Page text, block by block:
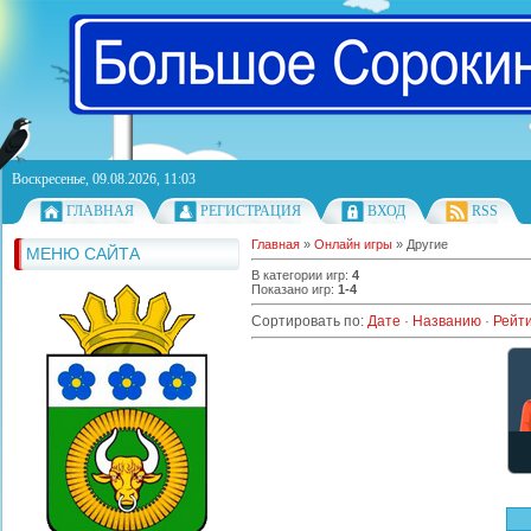
Воскресенье, 09.08.2026, 11:03
ГЛАВНАЯ
РЕГИСТРАЦИЯ ВХОД RSS
МЕНЮ САЙТА Главная » Онлайн игры » Другие
В категории игр: 4
Показано игр: 1-4
Сортировать по: Дате · Названию ·